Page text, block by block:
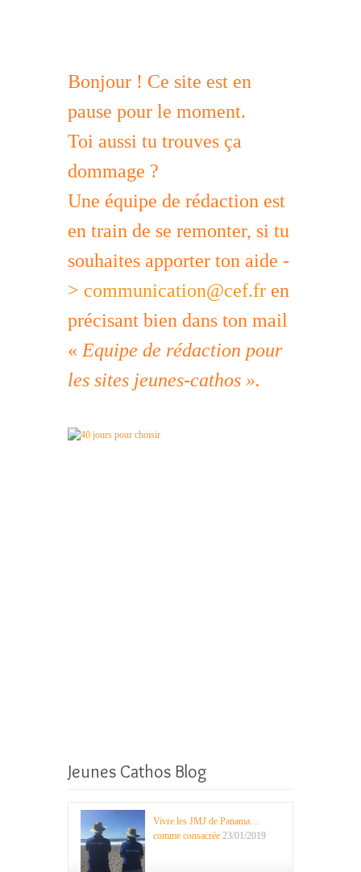
Bonjour ! Ce site est en
pause pour le moment.
Toi aussi tu trouves ça
dommage ?
Une équipe de rédaction est
en train de se remonter, si tu
souhaites apporter ton aide -
> communication@cef.fr en
précisant bien dans ton mail
« Equipe de rédaction pour
les sites jeunes-cathos ».
Jeunes Cathos Blog
Vivre les JMJ de Panama…
comme consacrée 23/01/2019